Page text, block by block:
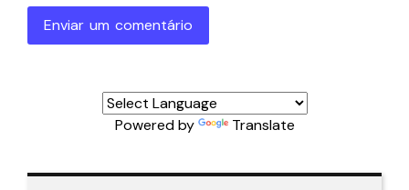
Enviar um comentário
Powered by Translate